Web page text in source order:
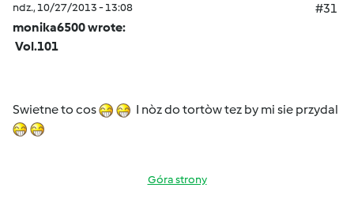
ndz., 10/27/2013 - 13:08
#31
monika6500 wrote:
Vol.101
Swietne to cos I nòz do tortòw tez by mi sie przydal
Góra strony